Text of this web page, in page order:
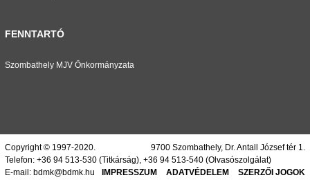
FENNTARTÓ
Szombathely MJV Önkormányzata
Copyright © 1997-2020.
9700 Szombathely, Dr. Antall József tér 1.
Telefon: +36 94 513-530 (Titkárság), +36 94 513-540 (Olvasószolgálat)
E-mail: bdmk@bdmk.hu IMPRESSZUM ADATVÉDELEM SZERZŐI JOGOK